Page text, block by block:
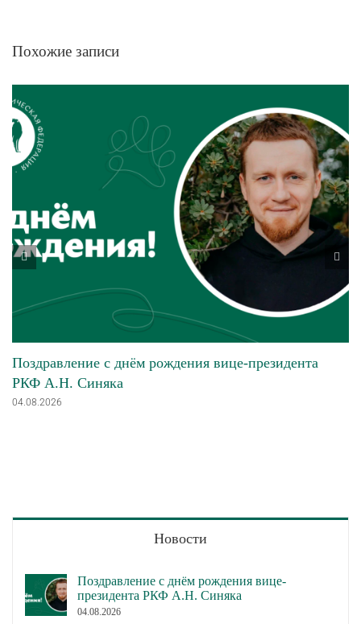
Похожие записи
Поздравление с днём рождения вице-президента
РКФ А.Н. Синяка
04.08.2026
Новости
Поздравление с днём рождения вице-
президента РКФ А.Н. Синяка
04.08.2026